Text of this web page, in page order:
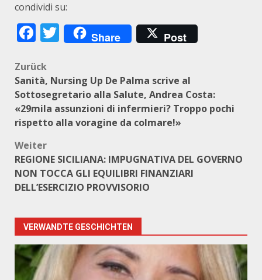
condividi su:
Facebook
Twitter
Share Post
Beitragsnavigation
Zurück
Sanità, Nursing Up De Palma scrive al
Sottosegretario alla Salute, Andrea Costa:
«29mila assunzioni di infermieri? Troppo pochi
rispetto alla voragine da colmare!»
Weiter
REGIONE SICILIANA: IMPUGNATIVA DEL GOVERNO
NON TOCCA GLI EQUILIBRI FINANZIARI
DELL’ESERCIZIO PROVVISORIO
VERWANDTE GESCHICHTEN